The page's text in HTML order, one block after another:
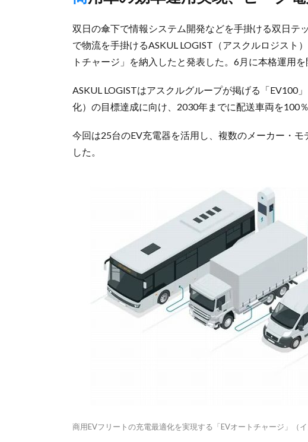
双日の傘下で情報システム開発などを手掛ける双日テ
で物流を手掛けるASKUL LOGIST（アスクルロジスト
トチャージ」を納入したと発表した。6月に本格運用を
ASKUL LOGISTはアスクルグループが掲げる「EV100
化）の目標達成に向け、2030年までに配送車両を100
今回は25台のEV充電器を活用し、複数のメーカー・
した。
商用EVフリートの充電最適化を実現する「EVオートチャージ」（イ